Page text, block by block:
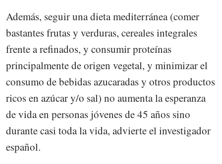
Además, seguir una dieta mediterránea (comer
bastantes frutas y verduras, cereales integrales
frente a refinados, y consumir proteínas
principalmente de origen vegetal, y minimizar el
consumo de bebidas azucaradas y otros productos
ricos en azúcar y/o sal) no aumenta la esperanza
de vida en personas jóvenes de 45 años sino
durante casi toda la vida, advierte el investigador
español.